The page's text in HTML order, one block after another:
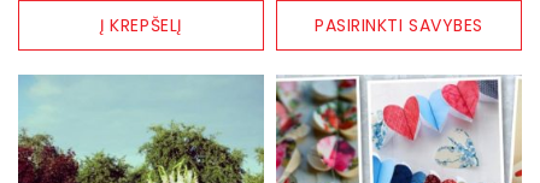
Į KREPŠELĮ PASIRINKTI SAVYBES
This
has
multiple